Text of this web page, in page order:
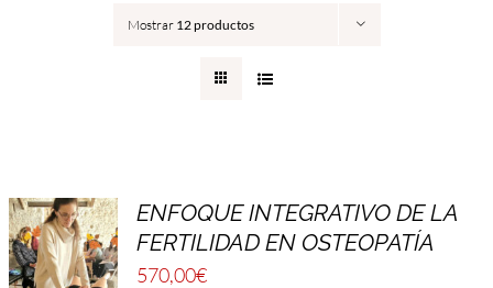
CONTACTO
Mostrar 12 productos
ENFOQUE INTEGRATIVO DE LA
FERTILIDAD EN OSTEOPATÍA
570,00€